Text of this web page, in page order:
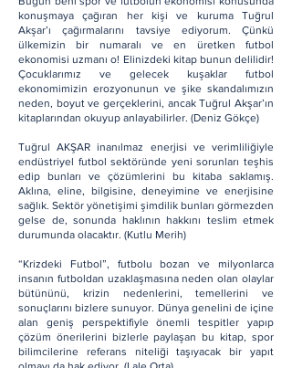
konuşmaya çağıran her kişi ve kuruma Tuğrul
Akşar’ı çağırmalarını tavsiye ediyorum. Çünkü
ülkemizin bir numaralı ve en üretken futbol
ekonomisi uzmanı o! Elinizdeki kitap bunun delilidir!
Çocuklarımız ve gelecek kuşaklar futbol
ekonomimizin erozyonunun ve şike skandalımızın
neden, boyut ve gerçeklerini, ancak Tuğrul Akşar’ın
kitaplarından okuyup anlayabilirler. (Deniz Gökçe)
Tuğrul AKŞAR inanılmaz enerjisi ve verimliliğiyle
endüstriyel futbol sektöründe yeni sorunları teşhis
edip bunları ve çözümlerini bu kitaba saklamış.
Aklına, eline, bilgisine, deneyimine ve enerjisine
sağlık. Sektör yönetişimi şimdilik bunları görmezden
gelse de, sonunda haklının hakkını teslim etmek
durumunda olacaktır. (Kutlu Merih)
“Krizdeki Futbol”, futbolu bozan ve milyonlarca
insanın futboldan uzaklaşmasına neden olan olaylar
bütününü, krizin nedenlerini, temellerini ve
sonuçlarını bizlere sunuyor. Dünya genelini de içine
alan geniş perspektifiyle önemli tespitler yapıp
çözüm önerilerini bizlerle paylaşan bu kitap, spor
bilimcilerine referans niteliği taşıyacak bir yapıt